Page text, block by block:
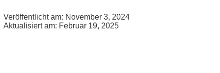
Veröffentlicht am: November 3, 2024
Aktualisiert am: Februar 19, 2025